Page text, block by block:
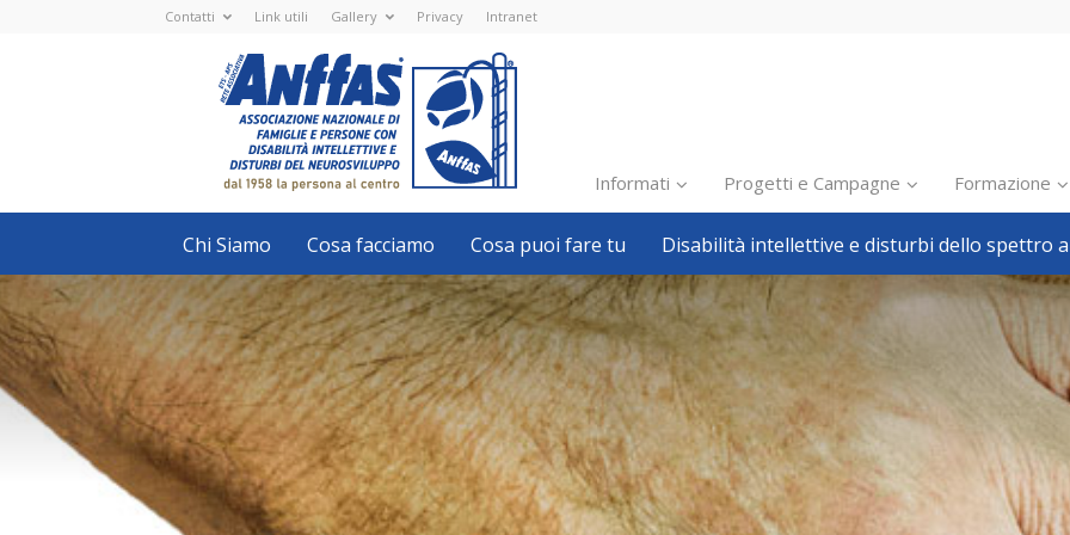
Contatti Link utili Gallery Privacy Intranet
Nazionale
ETS
-
APS
Associazione
Nazionale
di
Famiglie
e
con
disabilità
intellettive
disturbi
del
neurosviluppo
Informati
Inclusione scolastica
Inclusione lavorativa
Notizie dalla FISH
Pillole
Formazione
Ricerca e Scienza
Welfare locale
Progetti e Campagne Formazione
Chi Siamo Cosa facciamo Cosa puoi fare tu Disabilità intellettive e disturbi dello spettro